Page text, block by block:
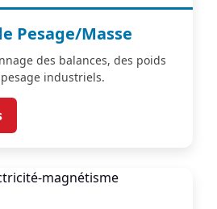
Pesage/Masse
des balances, des poids
industriels.